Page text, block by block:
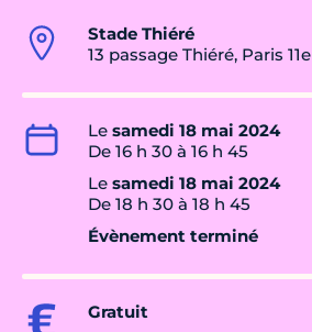
Stade Thiéré
13 passage Thiéré, Paris 11e
Le samedi 18 mai 2024
De 16 h 30 à 16 h 45
Le samedi 18 mai 2024
De 18 h 30 à 18 h 45
Évènement terminé
Gratuit